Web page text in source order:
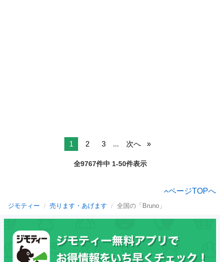
1 2 3 ... 次へ
全9767件中 1-50件表示
ページTOPへ
ジモティー 売ります・あげます 全国の「Bruno」